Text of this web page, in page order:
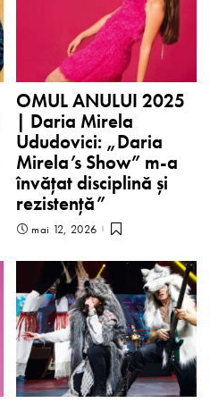
OMUL ANULUI 2025
| Daria Mirela
Ududovici: „Daria
Mirela’s Show” m-a
învățat disciplină și
rezistență”
mai 12, 2026